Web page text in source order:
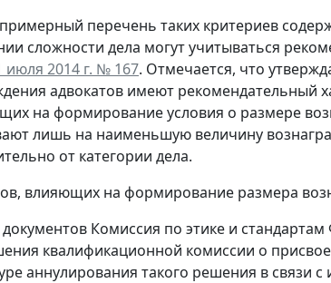
перечень таких критериев
сложности дела могут учитываться
2014 г. № 167. Отмечается, что
адвокатов имеют рекомендательный
на формирование условия о размере
лишь на наименьшую величину
от категории дела.
влияющих на формирование размера
Комиссия по этике и
квалификационной комиссии о
аннулирования такого решения в связи